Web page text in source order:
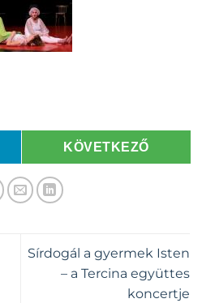
KÖVETKEZŐ
Sírdogál a gyermek Isten
– a Tercina együttes
koncertje